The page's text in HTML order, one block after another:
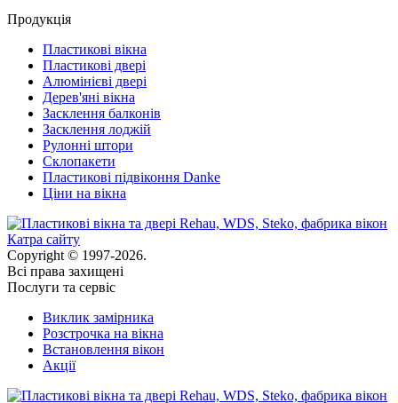
Продукція
Пластикові вікна
Пластикові двері
Алюмінієві двері
Дерев'яні вікна
Засклення балконів
Засклення лоджій
Рулонні штори
Склопакети
Пластикові підвіконня Danke
Ціни на вікна
Катра сайту
Copyright © 1997-2026.
Всі права захищені
Послуги та сервіс
Виклик замірника
Розстрочка на вікна
Встановлення вікон
Акції